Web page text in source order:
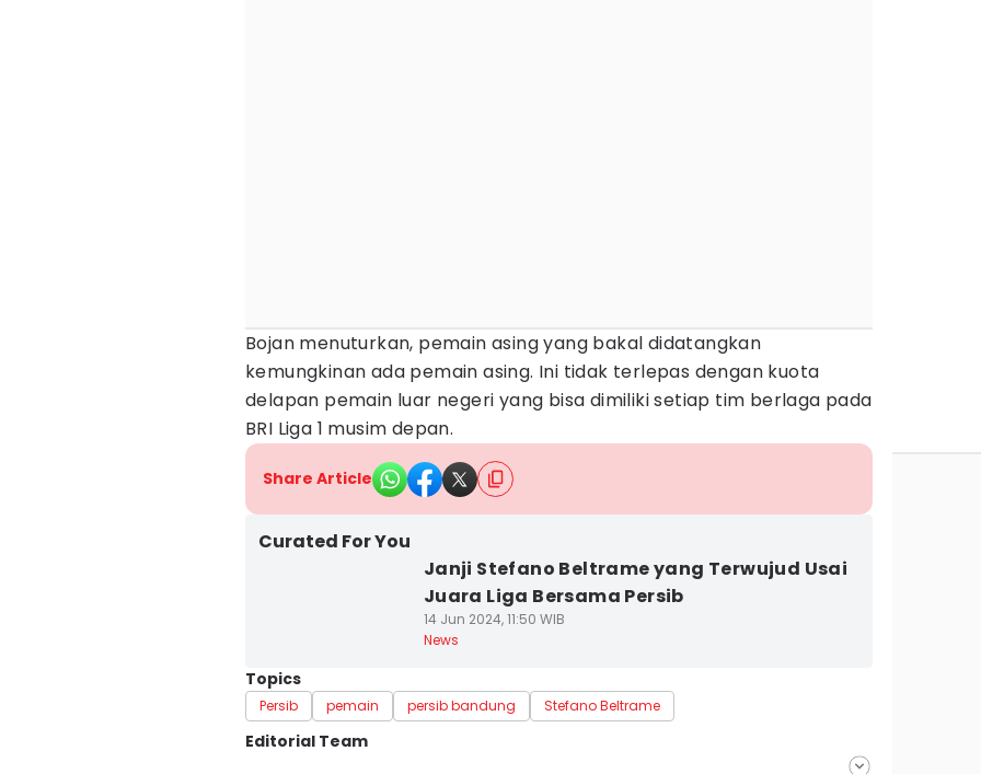
Bojan menuturkan, pemain asing yang bakal didatangkan
kemungkinan ada pemain asing. Ini tidak terlepas dengan kuota
delapan pemain luar negeri yang bisa dimiliki setiap tim berlaga pada
BRI Liga 1 musim depan.
Share Article
Curated For You
Janji Stefano Beltrame yang Terwujud Usai
Juara Liga Bersama Persib
14 Jun 2024, 11:50 WIB
News
Topics
Persib pemain persib bandung Stefano Beltrame
Editorial Team